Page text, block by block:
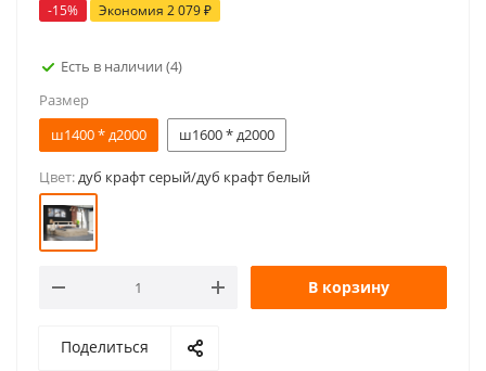
-15% Экономия 2 079₽
Есть в наличии (4)
Размер
ш1400 * д2000
ш1600 * д2000
Цвет:дуб крафт серый/дуб крафт белый
В корзину
Поделиться